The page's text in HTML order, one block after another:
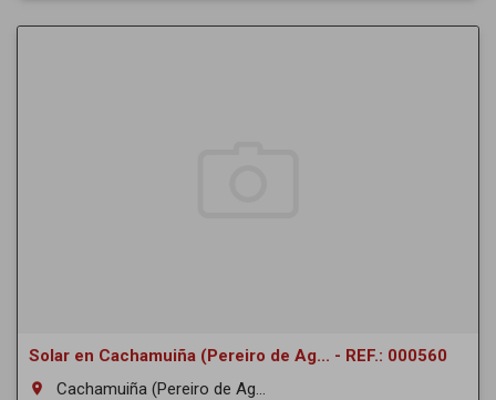
Solar en Cachamuiña (Pereiro de Ag... - REF.: 000560
room
Cachamuiña (Pereiro de Ag...